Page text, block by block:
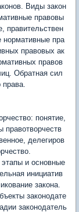
Виды закон
правовы
правительствен
нормативные пра
правовых ак
правов
Обратная сил
права.
понятие,
делегиров
этапы и основные
инициатив
закона.
законодате
законодатель